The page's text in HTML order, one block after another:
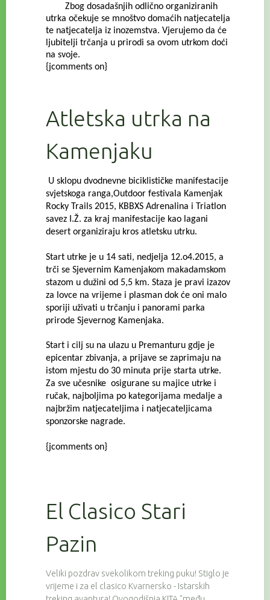
Zbog dosadašnjih odlično organiziranih
utrka očekuje se mnoštvo domaćih natjecatelja
te natjecatelja iz inozemstva. Vjerujemo da će
ljubitelji trčanja u prirodi sa ovom utrkom doći
na svoje.
{jcomments on}
Atletska utrka na
Kamenjaku
U sklopu dvodnevne biciklističke manifestacije
svjetskoga ranga,Outdoor festivala Kamenjak
Rocky Trails 2015, KBBXS Adrenalina i Triatlon
savez I.Ž. za kraj manifestacije kao lagani
desert organiziraju kros atletsku utrku.
Start utrke je u 14 sati, nedjelja 12.o4.2015, a
trči se Sjevernim Kamenjakom makadamskom
stazom u dužini od 5,5 km. Staza je pravi izazov
za lovce na vrijeme i plasman dok će oni malo
sporiji uživati u trčanju i panorami parka
prirode Sjevernog Kamenjaka.
Start i cilj su na ulazu u Premanturu gdje je
epicentar zbivanja, a prijave se zaprimaju na
istom mjestu do 30 minuta prije starta utrke.
Za sve učesnike osigurane su majice utrke i
ručak, najboljima po kategorijama medalje a
najbržim natjecateljima i natjecateljicama
sponzorske nagrade.
{jcomments on}
El Clasico Stari
Pazin
Veliki pozdrav svekolikom treking puku! Stiglo je
vrijeme i za el clasico Kvarnersko - Istarskih